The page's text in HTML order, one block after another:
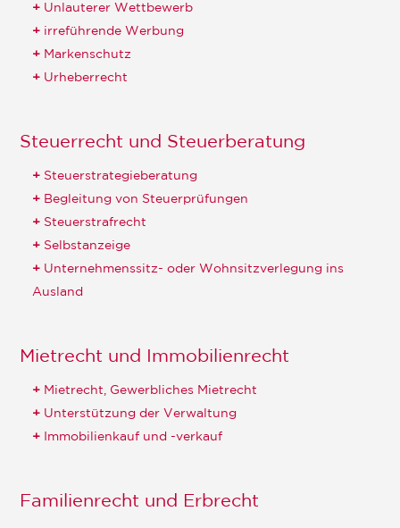
Unlauterer Wettbewerb
irreführende Werbung
Markenschutz
Urheberrecht
Steuerrecht und Steuerberatung
Steuerstrategieberatung
Begleitung von Steuerprüfungen
Steuerstrafrecht
Selbstanzeige
Unternehmenssitz- oder Wohnsitzverlegung ins
Ausland
Mietrecht und Immobilienrecht
Mietrecht, Gewerbliches Mietrecht
Unterstützung der Verwaltung
Immobilienkauf und -verkauf
Familienrecht und Erbrecht